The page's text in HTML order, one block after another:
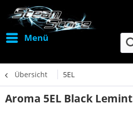
Menü
Übersicht 5EL
Aroma 5EL Black Lemint